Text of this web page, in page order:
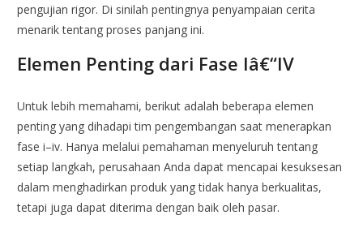
pengujian rigor. Di sinilah pentingnya penyampaian cerita
menarik tentang proses panjang ini.
Elemen Penting dari Fase Iâ€“IV
Untuk lebih memahami, berikut adalah beberapa elemen
penting yang dihadapi tim pengembangan saat menerapkan
fase i–iv. Hanya melalui pemahaman menyeluruh tentang
setiap langkah, perusahaan Anda dapat mencapai kesuksesan
dalam menghadirkan produk yang tidak hanya berkualitas,
tetapi juga dapat diterima dengan baik oleh pasar.